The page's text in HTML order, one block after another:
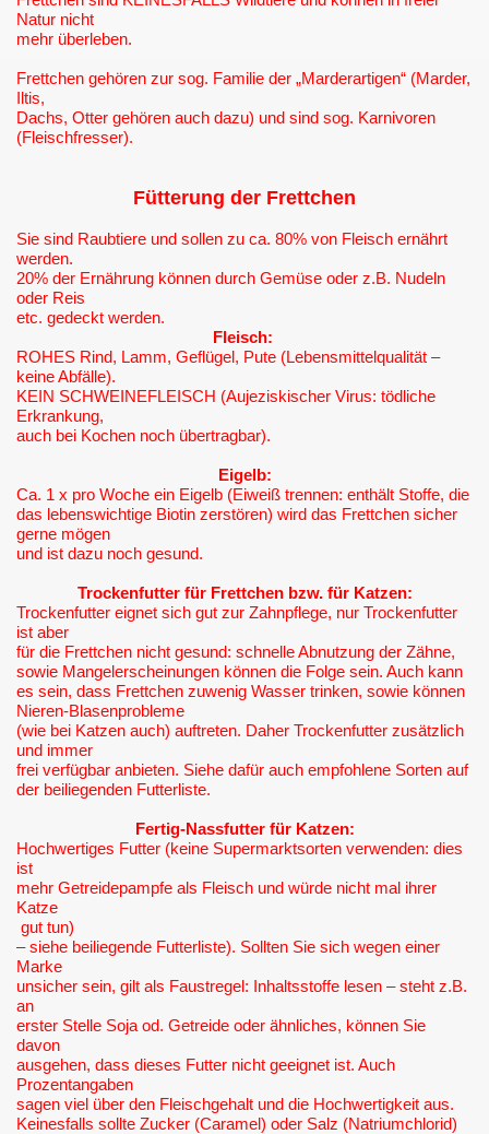
Natur nicht
mehr überleben.
Frettchen gehören zur sog. Familie der „Marderartigen“ (Marder,
Iltis,
Dachs, Otter gehören auch dazu) und sind sog. Karnivoren
(Fleischfresser).
Fütterung der Frettchen
Sie sind Raubtiere und sollen zu ca. 80% von Fleisch ernährt
werden.
20% der Ernährung können durch Gemüse oder z.B. Nudeln
oder Reis
etc. gedeckt werden.
Fleisch:
ROHES Rind, Lamm, Geflügel, Pute (Lebensmittelqualität –
keine Abfälle).
KEIN SCHWEINEFLEISCH (Aujeziskischer Virus: tödliche
Erkrankung,
auch bei Kochen noch übertragbar).
Eigelb:
Ca. 1 x pro Woche ein Eigelb (Eiweiß trennen: enthält Stoffe, die
das lebenswichtige Biotin zerstören) wird das Frettchen sicher
gerne mögen
und ist dazu noch gesund.
Trockenfutter für Frettchen bzw. für Katzen:
Trockenfutter eignet sich gut zur Zahnpflege, nur Trockenfutter
ist aber
für die Frettchen nicht gesund: schnelle Abnutzung der Zähne,
sowie Mangelerscheinungen können die Folge sein. Auch kann
es sein, dass Frettchen zuwenig Wasser trinken, sowie können
Nieren-Blasenprobleme
(wie bei Katzen auch) auftreten. Daher Trockenfutter zusätzlich
und immer
frei verfügbar anbieten. Siehe dafür auch empfohlene Sorten auf
der beiliegenden Futterliste.
Fertig-Nassfutter für Katzen:
Hochwertiges Futter (keine Supermarktsorten verwenden: dies
ist
mehr Getreidepampfe als Fleisch und würde nicht mal ihrer
Katze
gut tun)
– siehe beiliegende Futterliste). Sollten Sie sich wegen einer
Marke
unsicher sein, gilt als Faustregel: Inhaltsstoffe lesen – steht z.B.
an
erster Stelle Soja od. Getreide oder ähnliches, können Sie
davon
ausgehen, dass dieses Futter nicht geeignet ist. Auch
Prozentangaben
sagen viel über den Fleischgehalt und die Hochwertigkeit aus.
Keinesfalls sollte Zucker (Caramel) oder Salz (Natriumchlorid)